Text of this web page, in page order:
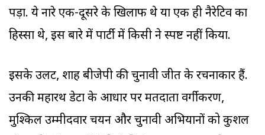
पड़ा. ये नारे एक-दूसरे के खिलाफ थे या एक ही नैरेटिव का
हिस्सा थे, इस बारे में पार्टी में किसी ने स्पष्ट नहीं किया.
इसके उलट, शाह बीजेपी की चुनावी जीत के रचनाकार हैं.
उनकी महारथ डेटा के आधार पर मतदाता वर्गीकरण,
मुश्किल उम्मीदवार चयन और चुनावी अभियानों को कुशल